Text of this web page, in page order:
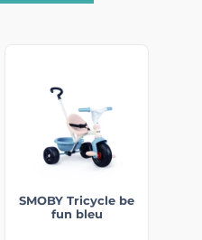
SMOBY Tricycle be
fun bleu